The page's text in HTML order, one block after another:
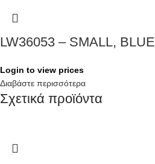
LW36053 – SMALL, BLUE
Login to view prices
Διαβάστε περισσότερα
Σχετικά προϊόντα